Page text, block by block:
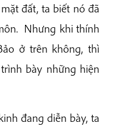
đất, ta biết nó đã
Nhưng khi thính
ở trên không, thì
bày những hiện
đang diễn bày, ta